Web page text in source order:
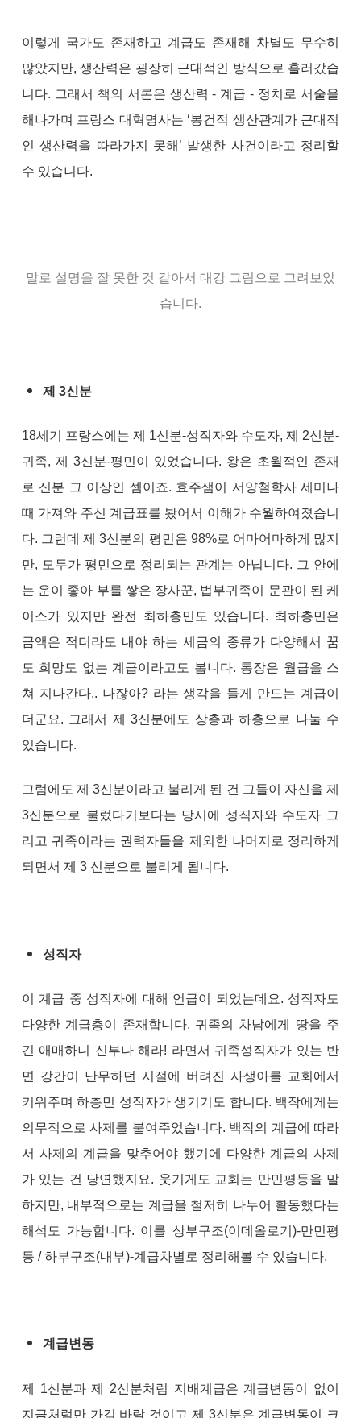
이렇게 국가도 존재하고 계급도 존재해 차별도 무수히
많았지만, 생산력은 굉장히 근대적인 방식으로 흘러갔습
니다. 그래서 책의 서론은 생산력 - 계급 - 정치로 서술을
해나가며 프랑스 대혁명사는 ‘봉건적 생산관계가 근대적
인 생산력을 따라가지 못해’ 발생한 사건이라고 정리할
수 있습니다.
말로 설명을 잘 못한 것 같아서 대강 그림으로 그려보았
습니다.
제 3신분
18세기 프랑스에는 제 1신분-성직자와 수도자, 제 2신분-
귀족, 제 3신분-평민이 있었습니다. 왕은 초월적인 존재
로 신분 그 이상인 셈이죠. 효주샘이 서양철학사 세미나
때 가져와 주신 계급표를 봤어서 이해가 수월하여졌습니
다. 그런데 제 3신분의 평민은 98%로 어마어마하게 많지
만, 모두가 평민으로 정리되는 관계는 아닙니다. 그 안에
는 운이 좋아 부를 쌓은 장사꾼, 법부귀족이 문관이 된 케
이스가 있지만 완전 최하층민도 있습니다. 최하층민은
금액은 적더라도 내야 하는 세금의 종류가 다양해서 꿈
도 희망도 없는 계급이라고도 봅니다. 통장은 월급을 스
쳐 지나간다.. 나잖아? 라는 생각을 들게 만드는 계급이
더군요. 그래서 제 3신분에도 상층과 하층으로 나눌 수
있습니다.
그럼에도 제 3신분이라고 불리게 된 건 그들이 자신을 제
3신분으로 불렀다기보다는 당시에 성직자와 수도자 그
리고 귀족이라는 권력자들을 제외한 나머지로 정리하게
되면서 제 3 신분으로 불리게 됩니다.
성직자
이 계급 중 성직자에 대해 언급이 되었는데요. 성직자도
다양한 계급층이 존재합니다. 귀족의 차남에게 땅을 주
긴 애매하니 신부나 해라! 라면서 귀족성직자가 있는 반
면 강간이 난무하던 시절에 버려진 사생아를 교회에서
키워주며 하층민 성직자가 생기기도 합니다. 백작에게는
의무적으로 사제를 붙여주었습니다. 백작의 계급에 따라
서 사제의 계급을 맞추어야 했기에 다양한 계급의 사제
가 있는 건 당연했지요. 웃기게도 교회는 만민평등을 말
하지만, 내부적으로는 계급을 철저히 나누어 활동했다는
해석도 가능합니다. 이를 상부구조(이데올로기)-만민평
등 / 하부구조(내부)-계급차별로 정리해볼 수 있습니다.
계급변동
제 1신분과 제 2신분처럼 지배계급은 계급변동이 없이
지금처럼만 가길 바랄 것이고 제 3신분은 계급변동이 크